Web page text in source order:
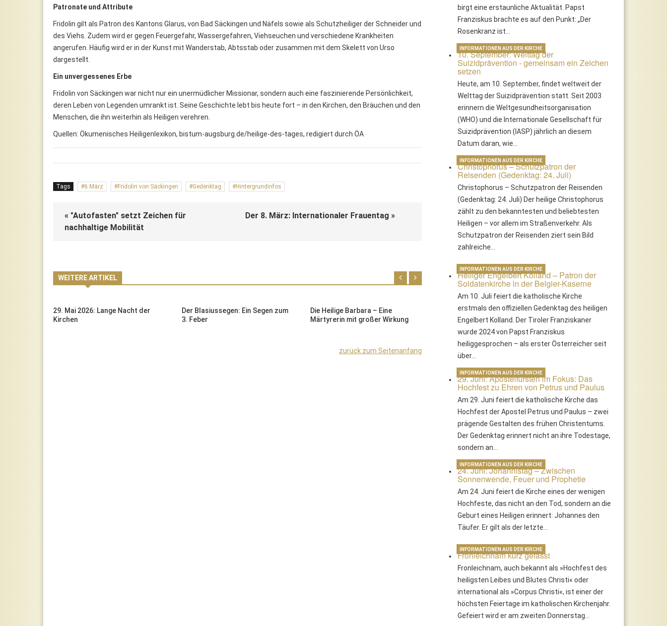
Patronate und Attribute
Fridolin gilt als Patron des Kantons Glarus, von Bad Säckingen und Näfels sowie als Schutzheiliger der Schneider und
des Viehs. Zudem wird er gegen Feuergefahr, Wassergefahren, Viehseuchen und verschiedene Krankheiten
angerufen. Häufig wird er in der Kunst mit Wanderstab, Abtsstab oder zusammen mit dem Skelett von Urso
dargestellt.
Ein unvergessenes Erbe
Fridolin von Säckingen war nicht nur ein unermüdlicher Missionar, sondern auch eine faszinierende Persönlichkeit,
deren Leben von Legenden umrankt ist. Seine Geschichte lebt bis heute fort – in den Kirchen, den Bräuchen und den
Menschen, die ihn weiterhin als Heiligen verehren.
Quellen: Ökumenisches Heiligenlexikon, bistum-augsburg.de/heilige-des-tages, redigiert durch ÖA
Tags 6 März Fridolin von Säckingen Gedenktag Hintergrundinfos
« "Autofasten" setzt Zeichen für
nachhaltige Mobilität
Der 8. März: Internationaler Frauentag »
WEITERE ARTIKEL
29. Mai 2026: Lange Nacht der
Kirchen
Der Blasiussegen: Ein Segen zum
3. Feber
Die Heilige Barbara – Eine
Märtyrerin mit großer Wirkung
Advent – Bedeutung und gelebte
Traditionen
Mariä Himmelfahrt – Ein
zwischen Himmel und Erde
zurück zum Seitenanfang
birgt eine erstaunliche Aktualität. Papst
Franziskus brachte es auf den Punkt: „Der
Rosenkranz ist…
10. September: Welttag der
Suizidprävention - gemeinsam ein Zeichen
setzen
Heute, am 10. September, findet weltweit der
Welttag der Suizidprävention statt. Seit 2003
erinnern die Weltgesundheitsorganisation
(WHO) und die Internationale Gesellschaft für
Suizidprävention (IASP) jährlich an diesem
Datum daran, wie…
INFORMATIONEN AUS DER KIRCHE
Christophorus – Schutzpatron der
Reisenden (Gedenktag: 24. Juli)
Christophorus – Schutzpatron der Reisenden
(Gedenktag: 24. Juli) Der heilige Christophorus
zählt zu den bekanntesten und beliebtesten
Heiligen – vor allem im Straßenverkehr. Als
Schutzpatron der Reisenden ziert sein Bild
zahlreiche…
INFORMATIONEN AUS DER KIRCHE
Heiliger Engelbert Kolland – Patron der
Soldatenkirche in der Belgier-Kaserne
Am 10. Juli feiert die katholische Kirche
erstmals den offiziellen Gedenktag des heiligen
Engelbert Kolland. Der Tiroler Franziskaner
wurde 2024 von Papst Franziskus
heiliggesprochen – als erster Österreicher seit
über…
INFORMATIONEN AUS DER KIRCHE
29. Juni: Apostelfürsten im Fokus: Das
Hochfest zu Ehren von Petrus und Paulus
Am 29. Juni feiert die katholische Kirche das
Hochfest der Apostel Petrus und Paulus – zwei
prägende Gestalten des frühen Christentums.
Der Gedenktag erinnert nicht an ihre Todestage,
sondern an…
INFORMATIONEN AUS DER KIRCHE
24. Juni: Johannistag – Zwischen
Sonnenwende, Feuer und Prophetie
Am 24. Juni feiert die Kirche eines der wenigen
Hochfeste, das nicht an den Tod, sondern an die
Geburt eines Heiligen erinnert: Johannes den
Täufer. Er gilt als der letzte…
INFORMATIONEN AUS DER KIRCHE
Fronleichnam kurz gefasst
Fronleichnam, auch bekannt als »Hochfest des
heiligsten Leibes und Blutes Christi« oder
international als »Corpus Christi«, ist einer der
höchsten Feiertage im katholischen Kirchenjahr.
Gefeiert wird er am zweiten Donnerstag…
INFORMATIONEN AUS DER KIRCHE